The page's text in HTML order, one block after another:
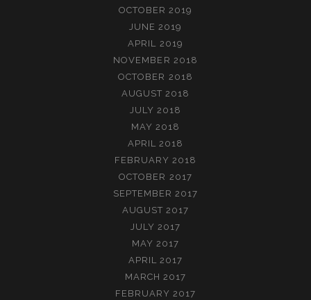
OCTOBER 2019
JUNE 2019
APRIL 2019
NOVEMBER 2018
OCTOBER 2018
AUGUST 2018
JULY 2018
MAY 2018
APRIL 2018
FEBRUARY 2018
OCTOBER 2017
SEPTEMBER 2017
AUGUST 2017
JULY 2017
MAY 2017
APRIL 2017
MARCH 2017
FEBRUARY 2017